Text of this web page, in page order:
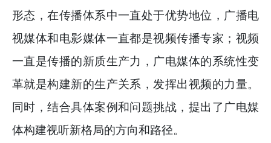
形态，在传播体系中一直处于优势地位，广播电
视媒体和电影媒体一直都是视频传播专家；视频
一直是传播的新质生产力，广电媒体的系统性变
革就是构建新的生产关系，发挥出视频的力量。
同时，结合具体案例和问题挑战，提出了广电媒
体构建视听新格局的方向和路径。